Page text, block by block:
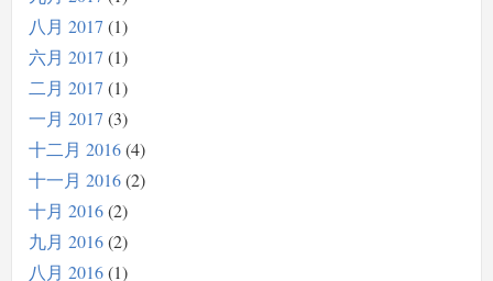
八月 2017 1
六月 2017 1
二月 2017 1
一月 2017 3
十二月 2016 4
十一月 2016 2
十月 2016 2
九月 2016 2
八月 2016 1